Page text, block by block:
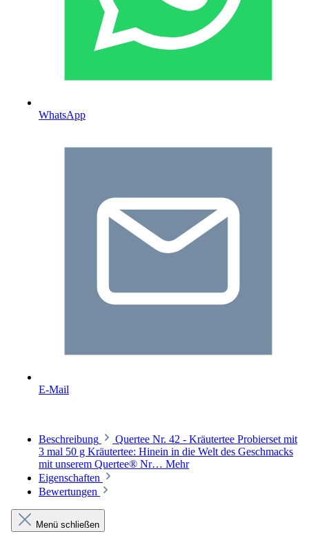
WhatsApp
E-Mail
Beschreibung
Quertee Nr. 42 - Kräutertee Probierset mit
3 mal 50 g Kräutertee: Hinein in die Welt des Geschmacks
mit unserem Quertee® Nr… Mehr
Eigenschaften
Bewertungen
Menü schließen